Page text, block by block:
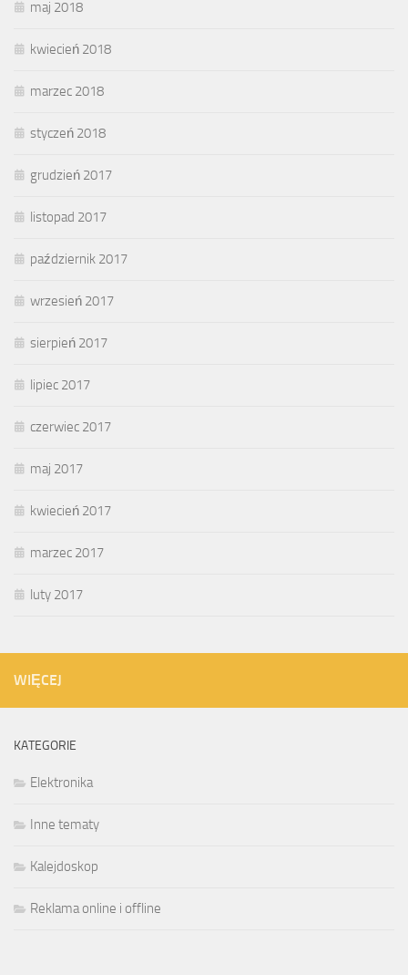
maj 2018
kwiecień 2018
marzec 2018
styczeń 2018
grudzień 2017
listopad 2017
październik 2017
wrzesień 2017
sierpień 2017
lipiec 2017
czerwiec 2017
maj 2017
kwiecień 2017
marzec 2017
luty 2017
WIĘCEJ
KATEGORIE
Elektronika
Inne tematy
Kalejdoskop
Reklama online i offline